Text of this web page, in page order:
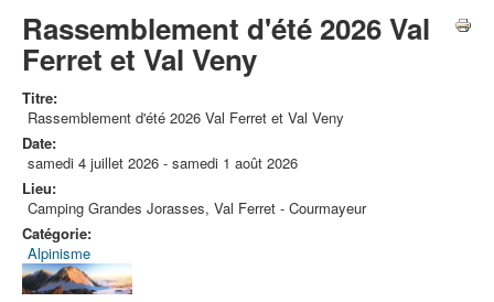
Rassemblement d'été 2026 Val
Ferret et Val Veny
Titre:
Rassemblement d'été 2026 Val Ferret et Val Veny
Date:
samedi 4 juillet 2026 - samedi 1 août 2026
Lieu:
Camping Grandes Jorasses, Val Ferret - Courmayeur
Catégorie:
Alpinisme